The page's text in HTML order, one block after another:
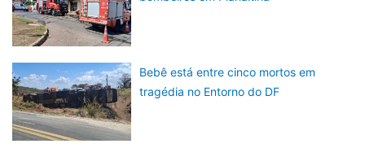
Bebê está entre cinco mortos em
tragédia no Entorno do DF